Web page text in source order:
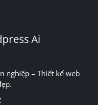
Ai
nghiệp – Thiết kế web